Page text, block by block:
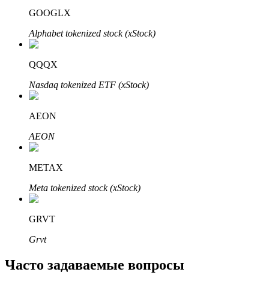
Bitrue Партнеры
GOOGLX
Alphabet tokenized stock (xStock)
QQQX
Nasdaq tokenized ETF (xStock)
AEON
AEON
METAX
Meta tokenized stock (xStock)
GRVT
Grvt
Часто задаваемые вопросы